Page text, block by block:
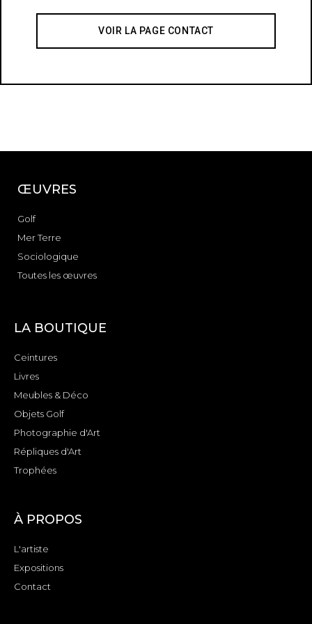
VOIR LA PAGE CONTACT
ŒUVRES
Golf
Mer Terre
Sociologique
Toutes les œuvres
LA BOUTIQUE
Ceintures
Livres
Meubles & Déco
Objets Golf
Photographie d'Art
Répliques d'Art
Trophées
À PROPOS
L'artiste
Expositions
Contact